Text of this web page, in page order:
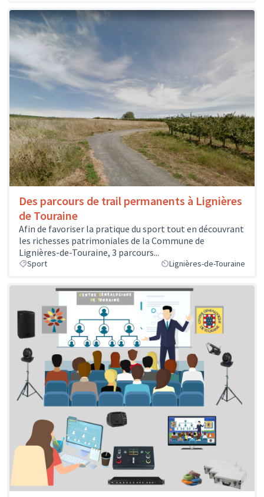
Des parcours de trail permanents à Lignières
de Touraine
Afin de favoriser la pratique du sport tout en découvrant
les richesses patrimoniales de la Commune de
Lignières-de-Touraine, 3 parcours...
Sport Lignières-de-Touraine